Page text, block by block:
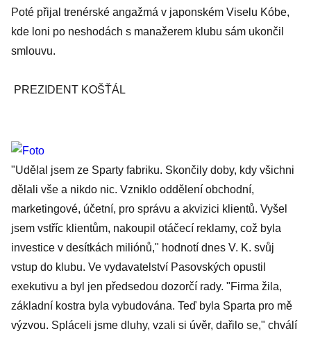
Poté přijal trenérské angažmá v japonském Viselu Kóbe,
kde loni po neshodách s manažerem klubu sám ukončil
smlouvu.
PREZIDENT KOŠŤÁL
"Udělal jsem ze Sparty fabriku. Skončily doby, kdy všichni
dělali vše a nikdo nic. Vzniklo oddělení obchodní,
marketingové, účetní, pro správu a akvizici klientů. Vyšel
jsem vstříc klientům, nakoupil otáčecí reklamy, což byla
investice v desítkách miliónů," hodnotí dnes V. K. svůj
vstup do klubu. Ve vydavatelství Pasovských opustil
exekutivu a byl jen předsedou dozorčí rady. "Firma žila,
základní kostra byla vybudována. Teď byla Sparta pro mě
výzvou. Spláceli jsme dluhy, vzali si úvěr, dařilo se," chválí